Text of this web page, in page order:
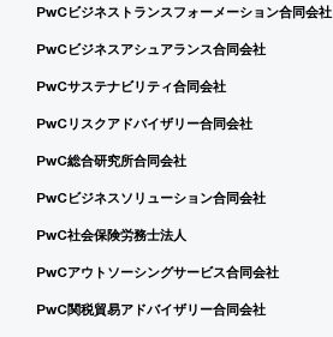
PwCビジネストランスフォーメーション合同会社
PwCビジネスアシュアランス合同会社
PwCサステナビリティ合同会社
PwCリスクアドバイザリー合同会社
PwC総合研究所合同会社
PwCビジネスソリューション合同会社
PwC社会保険労務士法人
PwCアウトソーシングサービス合同会社
PwC関税貿易アドバイザリー合同会社